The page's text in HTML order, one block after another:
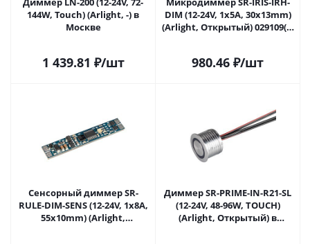
144W, Touch) (Arlight, -) в
Москве
1 439.81 ₽/шт
DIM (12-24V, 1x5A, 30x13mm)
(Arlight, Открытый) 029109(2)
980.46 ₽/шт
Сенсорный диммер SR-
RULE-DIM-SENS (12-24V, 1x8A,
55x10mm) (Arlight,
Диммер SR-PRIME-IN-R21-SL
(12-24V, 48-96W, TOUCH)
(Arlight, Открытый) в